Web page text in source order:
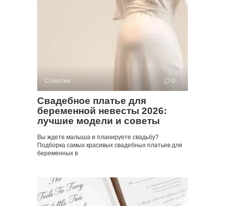
Событие 0
Свадебное платье для
беременной невесты 2026:
лучшие модели и советы
Вы ждете малыша и планируете свадьбу?
Подборка самых красивых свадебных платьев для
беременных в